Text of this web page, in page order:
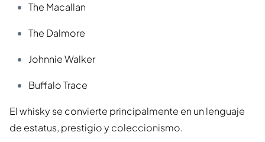
The Macallan
The Dalmore
Johnnie Walker
Buffalo Trace
El whisky se convierte principalmente en un lenguaje
de estatus, prestigio y coleccionismo.